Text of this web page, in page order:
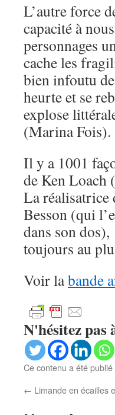
L’autre force
capacité à
personnages
cache les
bien infoutu
heurte et se
explose
(Marina Fois).
Il y a 1001
de Ken Loach
La réalisatrice
Besson (qui
dans son
toujours au
Voir labande
N'hésitez pas
Ce contenu a été
← Limande en écailles